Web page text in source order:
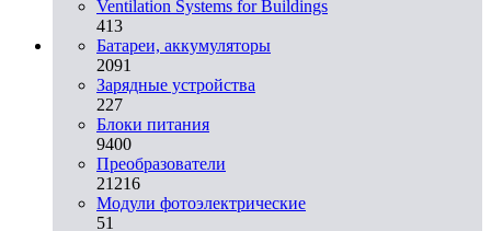
Ventilation Systems for Buildings
413
Батареи, аккумуляторы
2091
Зарядные устройства
227
Блоки питания
9400
Преобразователи
21216
Модули фотоэлектрические
51